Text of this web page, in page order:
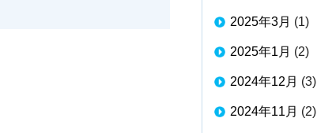
2025年3月 (1)
2025年1月 (2)
2024年12月 (3)
2024年11月 (2)